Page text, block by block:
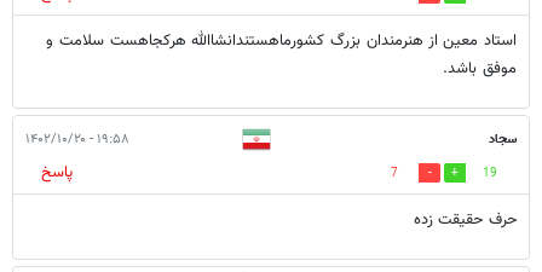
استاد معین از هنرمندان بزرگ کشورماهستندانشاالله هرکجاهست سلامت و
موفق باشد.
سجاد ۱۹:۵۸ - ۱۴۰۲/۱۰/۲۰
19
7
پاسخ
حرف حقیقت زده